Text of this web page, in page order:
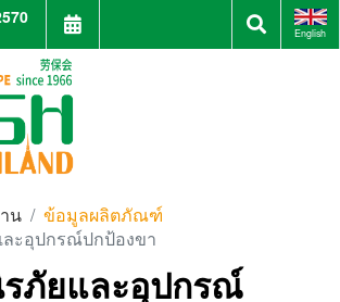
English
น
ข้อมูลผลิตภัณฑ์
ละอุปกรณ์ปกป้องขา
รภัยและอุปกรณ์